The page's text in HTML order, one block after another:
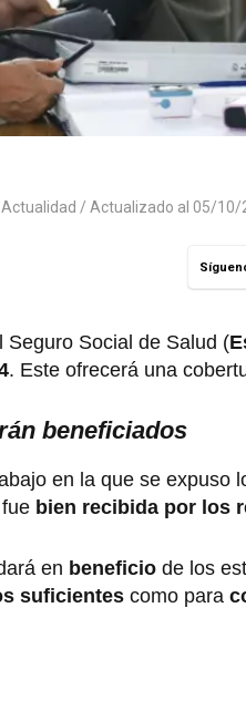
Actualidad / Actualizado al 05/10/
Seguro Social de Salud (
. Este ofrecerá una
beneficiados
en la que se expuso
bien recibida por los
en beneficio de los
suficientes como para